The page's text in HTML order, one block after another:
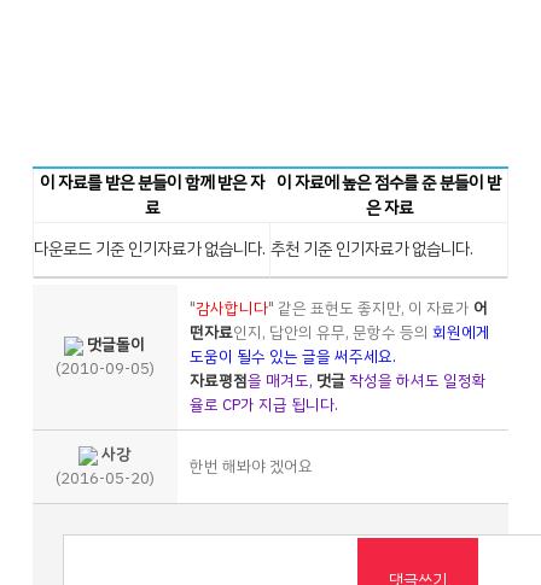
이 자료를 받은 분들이 함께 받은 자
료
이 자료에 높은 점수를 준 분들이 받
은 자료
다운로드 기준 인기자료가 없습니다. 추천 기준 인기자료가 없습니다.
댓글돌이
(2010-09-05)
"감사합니다" 같은 표현도 좋지만, 이 자료가 어
떤자료인지, 답안의 유무, 문항수 등의 회원에게
도움이 될수 있는 글을 써주세요.
자료평점을 매겨도, 댓글작성을 하셔도 일정확
율로 CP가 지급 됩니다.
사강
(2016-05-20)
한번 해봐야 겠어요